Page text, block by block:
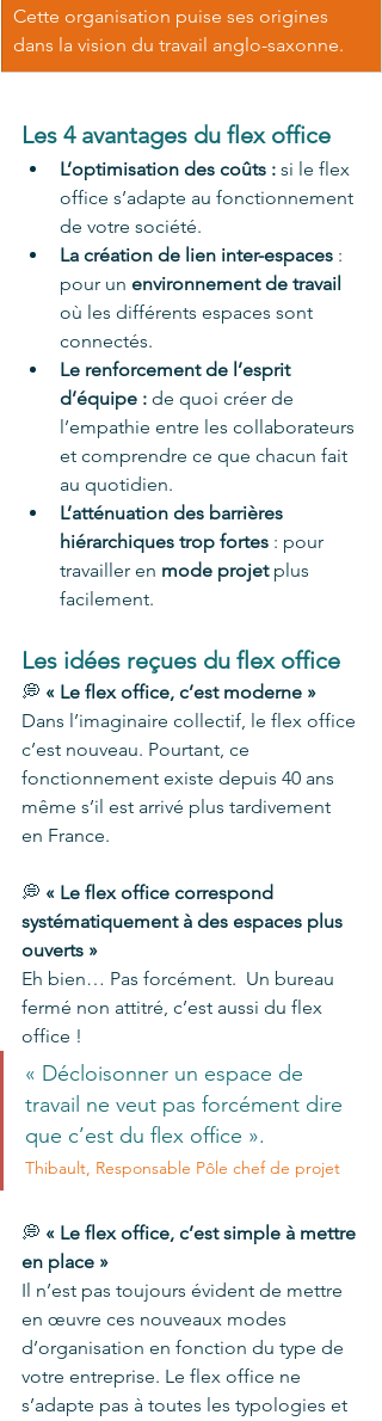
Cette organisation puise ses origines
dans la vision du travail anglo-saxonne.
Les 4 avantages du flex office
L’optimisation des coûts : si le flex
office s’adapte au fonctionnement
de votre société.
La création de lien inter-espaces :
pour un environnement de travail
où les différents espaces sont
connectés.
Le renforcement de l’esprit
d’équipe : de quoi créer de
l’empathie entre les collaborateurs
et comprendre ce que chacun fait
au quotidien.
L’atténuation des barrières
hiérarchiques trop fortes : pour
travailler en mode projet plus
facilement.
Les idées reçues du flex office
💭 « Le flex office, c’est moderne »
Dans l’imaginaire collectif, le flex office
c’est nouveau. Pourtant, ce
fonctionnement existe depuis 40 ans
même s’il est arrivé plus tardivement
en France.
💭 « Le flex office correspond
systématiquement à des espaces plus
ouverts »
Eh bien… Pas forcément.  Un bureau
fermé non attitré, c’est aussi du flex
office !
« Décloisonner un espace de
travail ne veut pas forcément dire
que c’est du flex office ».
Thibault, Responsable Pôle chef de projet
💭 « Le flex office, c’est simple à mettre
en place »
Il n’est pas toujours évident de mettre
en œuvre ces nouveaux modes
d’organisation en fonction du type de
votre entreprise. Le flex office ne
s’adapte pas à toutes les typologies et